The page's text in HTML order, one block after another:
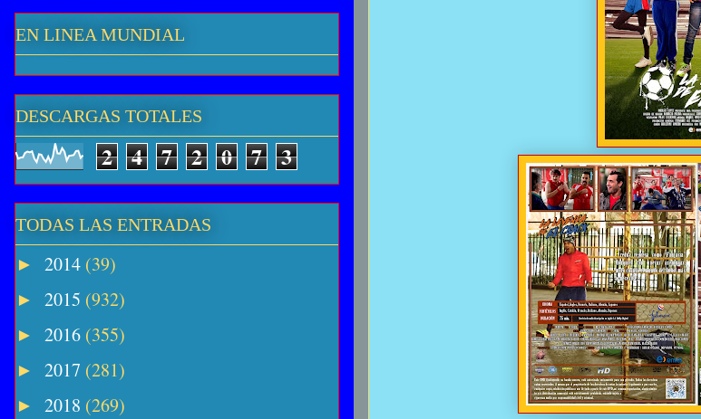
EN LINEA MUNDIAL
DESCARGAS TOTALES
2 4 7 2 0 7 3
TODAS LAS ENTRADAS
► 2014 (39)
► 2015 (932)
► 2016 (355)
► 2017 (281)
► 2018 (269)